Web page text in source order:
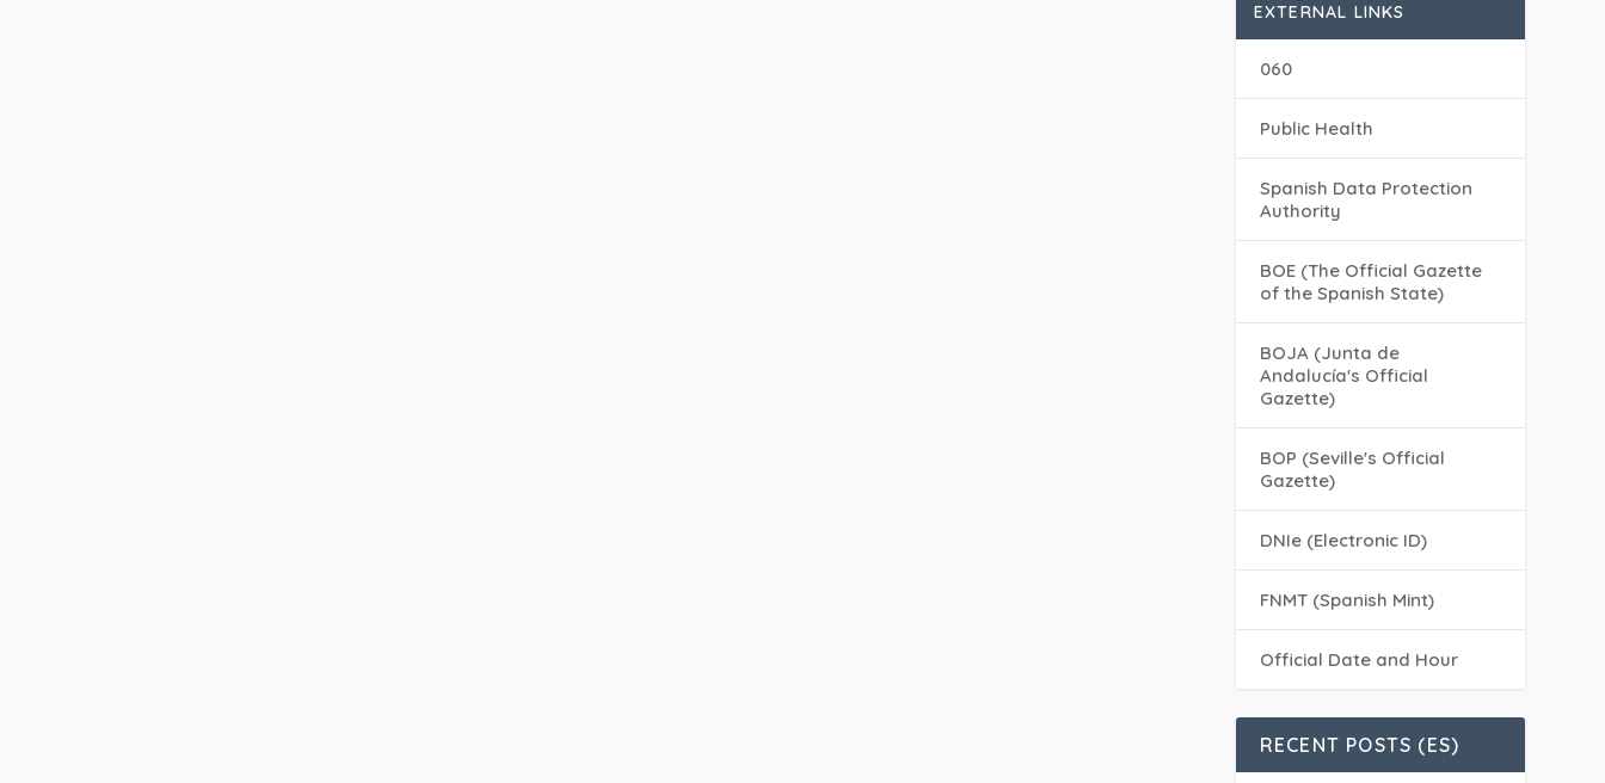
EXTERNAL LINKS
060
Public Health
Spanish Data Protection
Authority
BOE (The Official Gazette
of the Spanish State)
BOJA (Junta de
Andalucía's Official
Gazette)
BOP (Seville's Official
Gazette)
DNIe (Electronic ID)
FNMT (Spanish Mint)
Official Date and Hour
RECENT POSTS (ES)